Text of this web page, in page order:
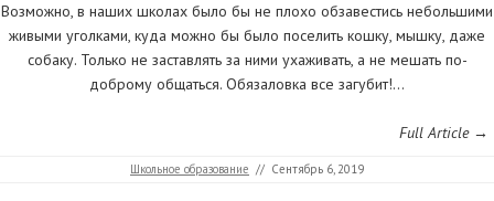
Возможно, в наших школах было бы не плохо обзавестись небольшими
живыми уголками, куда можно бы было поселить кошку, мышку, даже
собаку. Только не заставлять за ними ухаживать, а не мешать по-
доброму общаться. Обязаловка все загубит!…
Full Article →
Школьное образование // Сентябрь 6, 2019